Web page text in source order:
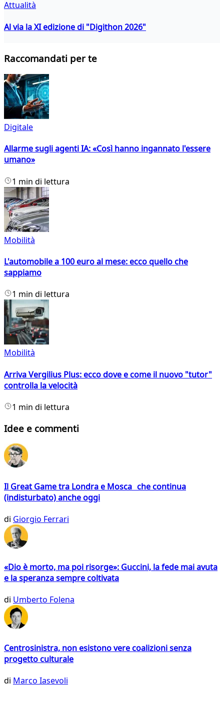
Attualità
Al via la XI edizione di "Digithon 2026"
Raccomandati per te
Digitale
Allarme sugli agenti IA: «Così hanno ingannato l'essere
umano»
1 min di lettura
Mobilità
L'automobile a 100 euro al mese: ecco quello che
sappiamo
1 min di lettura
Mobilità
Arriva Vergilius Plus: ecco dove e come il nuovo "tutor"
controlla la velocità
1 min di lettura
Idee e commenti
Il Great Game tra Londra e Mosca che continua
(indisturbato) anche oggi
di Giorgio Ferrari
«Dio è morto, ma poi risorge»: Guccini, la fede mai avuta
e la speranza sempre coltivata
di Umberto Folena
Centrosinistra, non esistono vere coalizioni senza
progetto culturale
di Marco Iasevoli